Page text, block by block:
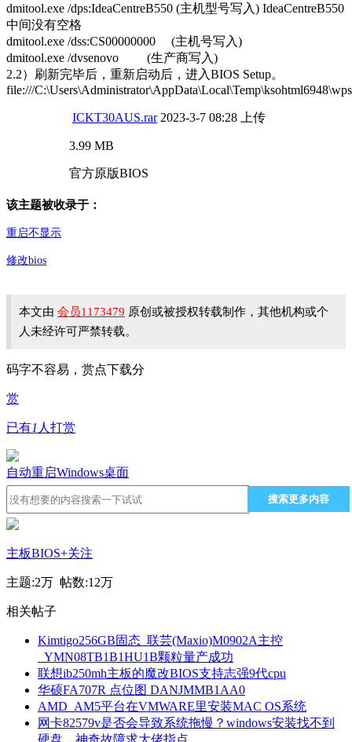
dmitool.exe /dps:IdeaCentreB550 (主机型号写入) IdeaCentreB550
中间没有空格
dmitool.exe /dss:CS00000000 (主机号写入)
dmitool.exe /dvsenovo (生产商写入)
2.2）刷新完毕后，重新启动后，进入BIOS Setup。
file:///
ICKT30AUS.rar 2023-3-7 08:28 上传
3.99 MB
官方原版BIOS
该主题被收录于：
重启不显示
修改bios
本文由 会员1173479 原创或被授权转载制作，其他机构或个
人未经许可严禁转载。
码字不容易，赏点下载分
赏
已有1 人打赏
自动重启Windows桌面
搜索更多内容
主板BIOS+关注
主题:2万 帖数:12万
相关帖子
Kimtigo256GB固态_联芸(Maxio)M0902A主控
_YMN08TB1B1HU1B颗粒量产成功
联想ib250mh主板的魔改BIOS支持志强9代cpu
华硕FA707R 点位图 DANJMMB1AA0
AMD_AM5平台在VMWARE里安装MAC OS系统
网卡82579v是否会导致系统拖慢？windows安装找不到